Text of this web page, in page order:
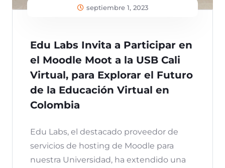
septiembre 1, 2023
Edu Labs Invita a Participar en
el Moodle Moot a la USB Cali
Virtual, para Explorar el Futuro
de la Educación Virtual en
Colombia
Edu Labs, el destacado proveedor de
servicios de hosting de Moodle para
nuestra Universidad, ha extendido una